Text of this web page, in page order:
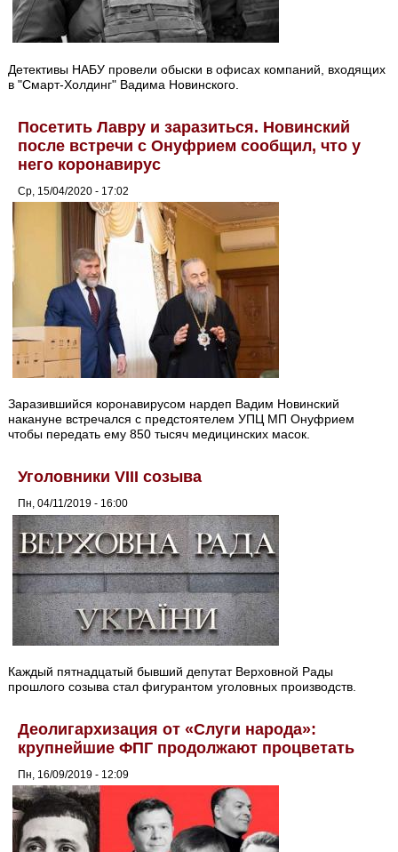
Детективы НАБУ провели обыски в офисах компаний, входящих
в "Смарт-Холдинг" Вадима Новинского.
Посетить Лавру и заразиться. Новинский
после встречи с Онуфрием сообщил, что у
него коронавирус
Ср, 15/04/2020 - 17:02
Заразившийся коронавирусом нардеп Вадим Новинский
накануне встречался с предстоятелем УПЦ МП Онуфрием
чтобы передать ему 850 тысяч медицинских масок.
Уголовники VIII созыва
Пн, 04/11/2019 - 16:00
Каждый пятнадцатый бывший депутат Верховной Рады
прошлого созыва стал фигурантом уголовных производств.
Деолигархизация от «Слуги народа»:
крупнейшие ФПГ продолжают процветать
Пн, 16/09/2019 - 12:09